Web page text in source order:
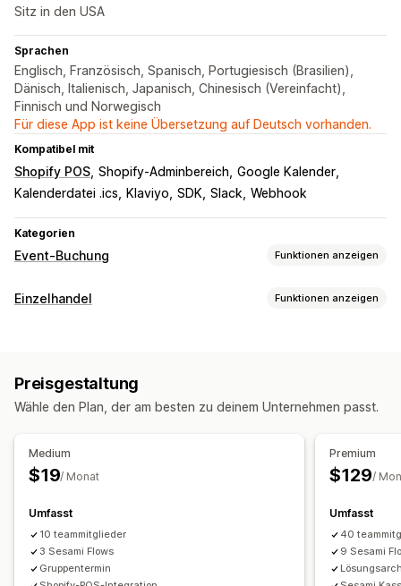
Sitz in den USA
Sprachen
Englisch, Französisch, Spanisch, Portugiesisch (Brasilien),
Dänisch, Italienisch, Japanisch, Chinesisch (Vereinfacht),
Finnisch und Norwegisch
Für diese App ist keine Übersetzung auf Deutsch vorhanden.
Kompatibel mit
Shopify POS Shopify-Adminbereich Google Kalender
Kalenderdatei .ics
Klaviyo SDK Slack Webhook
Kategorien
Event-Buchung Funktionen anzeigen
Eventart
Buchungsverwaltung
Kalender
Planung Zeitfenster
Sperrdaten
Kapazitätsgrenzen
Datensynchronisierung
Mehrere Sprachen
Anzahlungen
Mitarbeiterverwaltung
Anpassung
Einzelhandel Funktionen anzeigen
Mitarbeiterverwaltung
Preisgestaltung
Wähle den Plan, der am besten zu deinem Unternehmen passt.
Medium
$19/ Monat
Umfasst
10 teammitglieder
3 Sesami Flows
Gruppentermin
Premium
$129/
Umfasst
40
9 Sesami